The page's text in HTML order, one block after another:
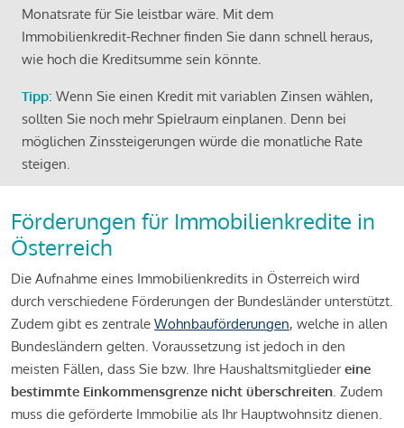
Monatsrate für Sie leistbar wäre. Mit dem
Immobilienkredit-Rechner finden Sie dann schnell heraus,
wie hoch die Kreditsumme sein könnte.
Tipp: Wenn Sie einen Kredit mit variablen Zinsen wählen,
sollten Sie noch mehr Spielraum einplanen. Denn bei
möglichen Zinssteigerungen würde die monatliche Rate
steigen.
Förderungen für Immobilienkredite in
Österreich
Die Aufnahme eines Immobilienkredits in Österreich wird
durch verschiedene Förderungen der Bundesländer unterstützt.
Zudem gibt es zentrale Wohnbauförderungen, welche in allen
Bundesländern gelten. Voraussetzung ist jedoch in den
meisten Fällen, dass Sie bzw. Ihre Haushaltsmitgliedereine
bestimmte Einkommensgrenze nicht überschreiten. Zudem
muss die geförderte Immobilie als Ihr Hauptwohnsitz dienen.